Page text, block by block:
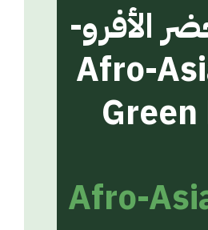
الأفرو-
Afro-
Afro-